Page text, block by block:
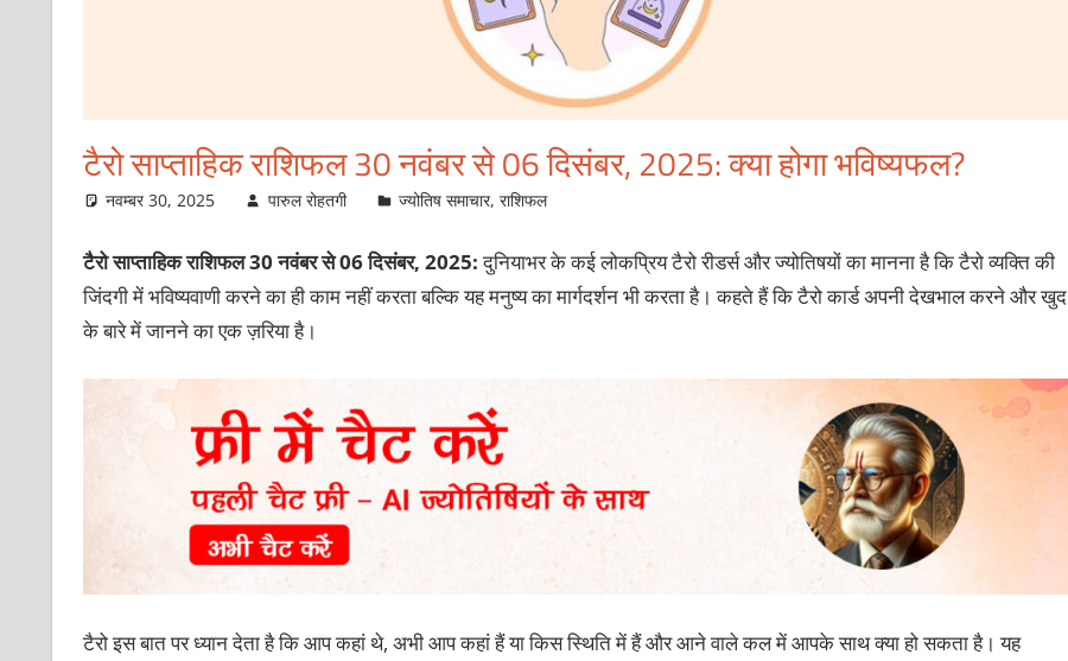
टैरो साप्ताहिक राशिफल 30 नवंबर से 06 दिसंबर, 2025: क्‍या होगा भविष्‍यफल?
नवम्बर 30, 2025 पारुल रोहतगी ज्योतिष समाचार,राशिफल
टैरो साप्ताहिक राशिफल 30 नवंबर से 06 दिसंबर, 2025:दुनियाभर के कई लोकप्रिय टैरो रीडर्स और ज्‍योतिषयों का मानना है कि टैरो व्‍यक्‍ति की
जिंदगी में भविष्‍यवाणी करने का ही काम नहीं करता बल्कि यह मनुष्‍य का मार्गदर्शन भी करता है। कहते हैं कि टैरो कार्ड अपनी देखभाल करने और खुद
के बारे में जानने का एक ज़रिया है।
टैरो इस बात पर ध्‍यान देता है कि आप कहां थे, अभी आप कहां हैं या किस स्थिति में हैं और आने वाले कल में आपके साथ क्‍या हो सकता है। यह